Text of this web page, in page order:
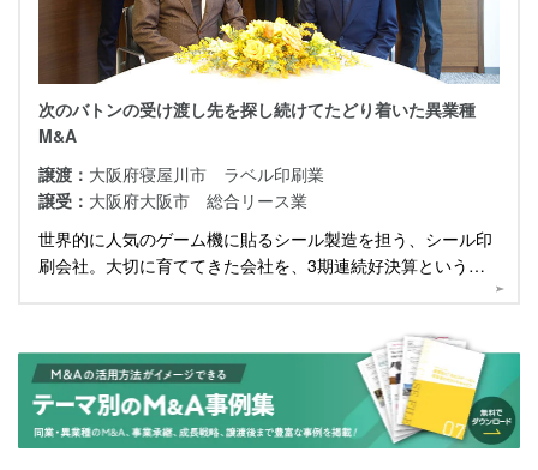
次のバトンの受け渡し先を探し続けてたどり着いた異業種
M&A
譲渡： 大阪府寝屋川市 ラベル印刷業
譲受： 大阪府大阪市 総合リース業
世界的に人気のゲーム機に貼るシール製造を担う、シール印
刷会社。大切に育ててきた会社を、3期連続好決算というタ